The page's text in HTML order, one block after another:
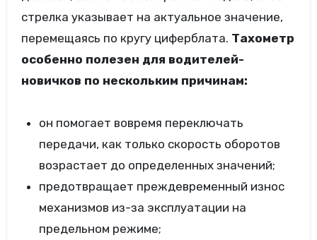
стрелка указывает на актуальное значение,
перемещаясь по кругу циферблата. Тахометр
особенно полезен для водителей-
новичков по нескольким причинам:
он помогает вовремя переключать
передачи, как только скорость оборотов
возрастает до определенных значений;
предотвращает преждевременный износ
механизмов из-за эксплуатации на
предельном режиме;